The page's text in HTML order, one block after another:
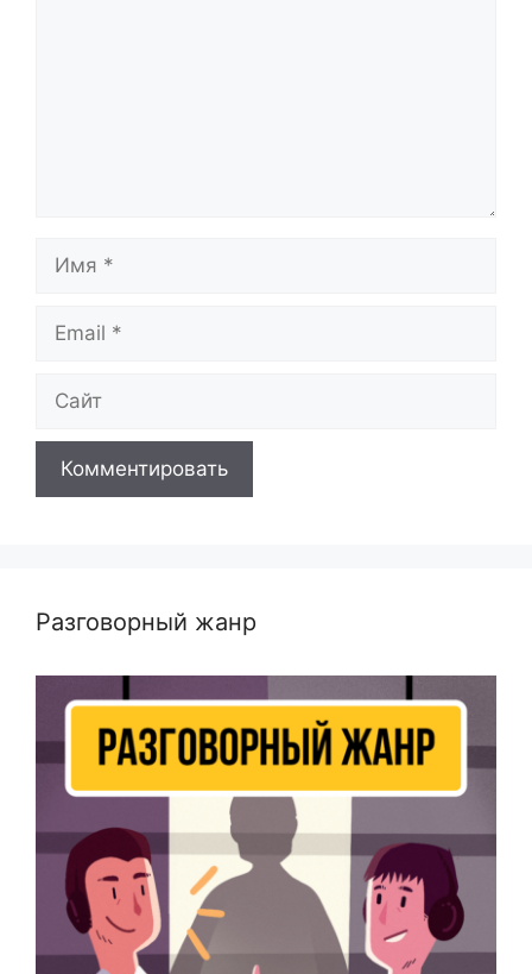
Разговорный жанр